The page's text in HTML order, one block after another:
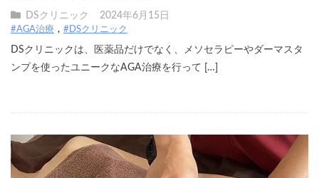
DSクリニック 2024年6月15日
#AGA治療 #DSクリニック
DSクリニックは、医薬品だけでなく、メソセラピーやダーマスタ
ンプを使ったユニークなAGA治療を行って […]